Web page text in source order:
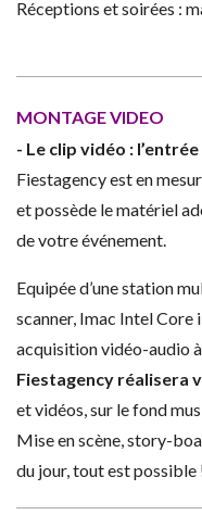
Réceptions et soirées :
MONTAGE VIDEO
- Le clip vidéo :
Fiestagency est en
et possède le matériel
de votre événement.
Equipée d’une station
scanner, Imac Intel Core
acquisition vidéo-audio
Fiestagency réalisera
et vidéos, sur le fond
Mise en scène, story-
du jour, tout est possible